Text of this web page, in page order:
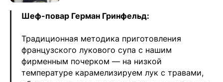
Шеф-повар Герман Гринфельд:
Традиционная методика приготовления
французского лукового супа с нашим
фирменным почерком — на низкой
температуре карамелизируем лук с травами,